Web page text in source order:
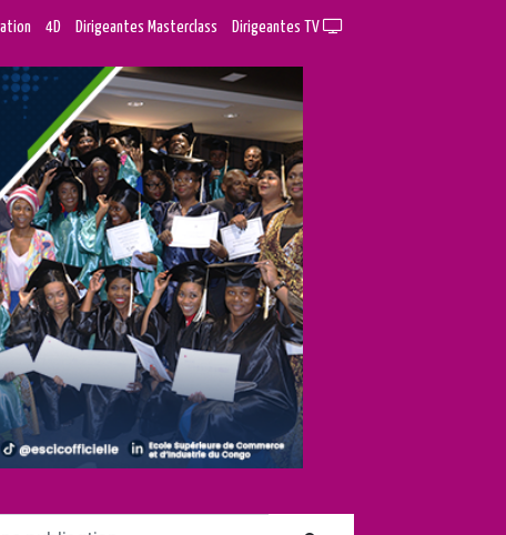
4D Dirigeantes Masterclass Dirigeantes TV